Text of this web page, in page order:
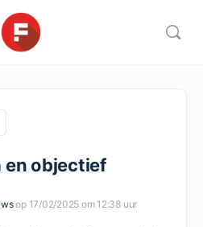
en objectief
op 17/02/2025 om 12:38 uur